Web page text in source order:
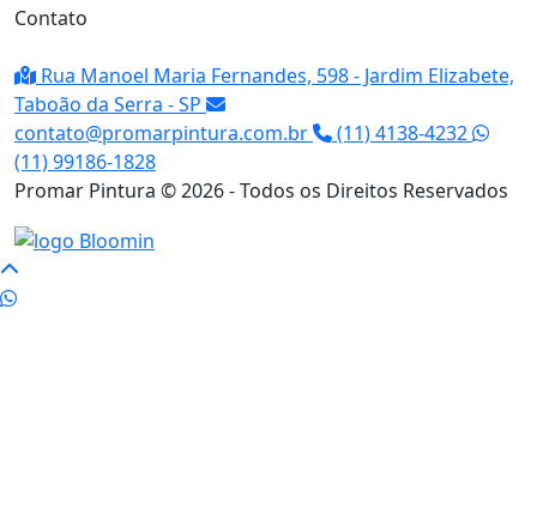
Contato
Rua Manoel Maria Fernandes, 598 - Jardim Elizabete,
Taboão da Serra - SP
contato@promarpintura.com.br
(11) 4138-4232
(11) 99186-1828
Promar Pintura © 2026 - Todos os Direitos Reservados